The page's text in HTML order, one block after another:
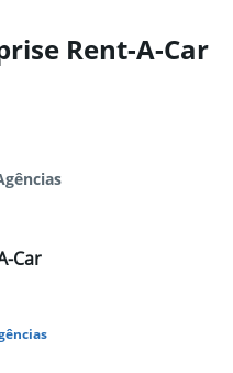
Rent-A-Car
Car